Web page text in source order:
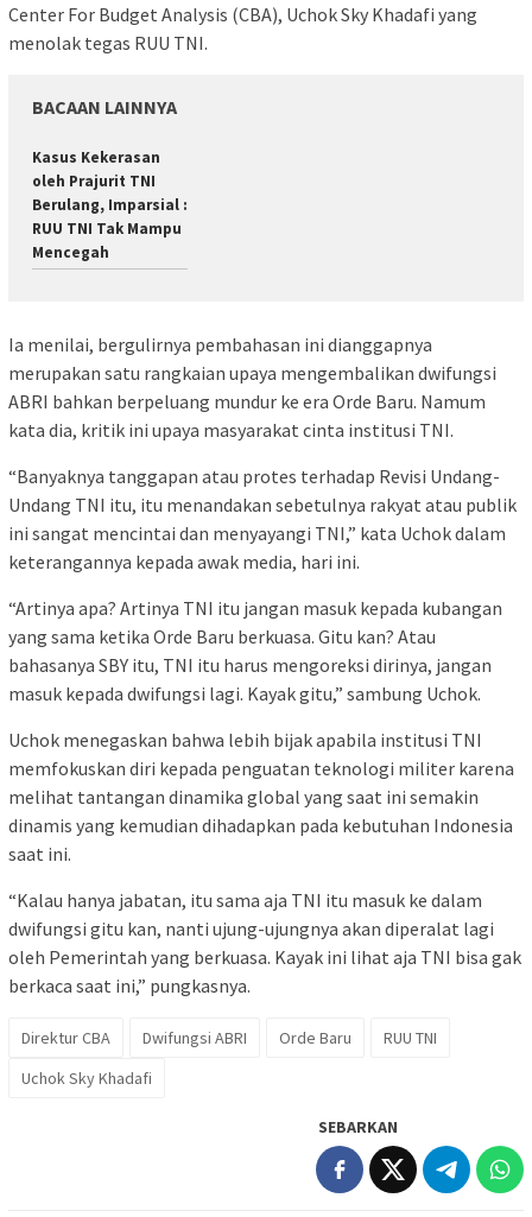
Center For Budget Analysis (CBA), Uchok Sky Khadafi yang
menolak tegas RUU TNI.
BACAAN LAINNYA
Kasus Kekerasan
oleh Prajurit TNI
Berulang, Imparsial :
RUU TNI Tak Mampu
Mencegah
Ia menilai, bergulirnya pembahasan ini dianggapnya
merupakan satu rangkaian upaya mengembalikan dwifungsi
ABRI bahkan berpeluang mundur ke era Orde Baru. Namum
kata dia, kritik ini upaya masyarakat cinta institusi TNI.
“Banyaknya tanggapan atau protes terhadap Revisi Undang-
Undang TNI itu, itu menandakan sebetulnya rakyat atau publik
ini sangat mencintai dan menyayangi TNI,” kata Uchok dalam
keterangannya kepada awak media, hari ini.
“Artinya apa? Artinya TNI itu jangan masuk kepada kubangan
yang sama ketika Orde Baru berkuasa. Gitu kan? Atau
bahasanya SBY itu, TNI itu harus mengoreksi dirinya, jangan
masuk kepada dwifungsi lagi. Kayak gitu,” sambung Uchok.
Uchok menegaskan bahwa lebih bijak apabila institusi TNI
memfokuskan diri kepada penguatan teknologi militer karena
melihat tantangan dinamika global yang saat ini semakin
dinamis yang kemudian dihadapkan pada kebutuhan Indonesia
saat ini.
“Kalau hanya jabatan, itu sama aja TNI itu masuk ke dalam
dwifungsi gitu kan, nanti ujung-ujungnya akan diperalat lagi
oleh Pemerintah yang berkuasa. Kayak ini lihat aja TNI bisa gak
berkaca saat ini,” pungkasnya.
Direktur CBA Dwifungsi ABRI Orde Baru
RUU TNI
Uchok Sky Khadafi
SEBARKAN